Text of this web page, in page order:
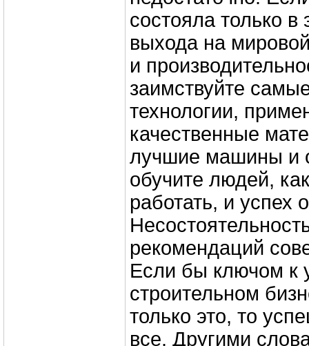
состояла только в
выхода на
и
заимствуйте
технологии,
качественные
лучшие машины и
обучите людей,
работать, и успех
рекомендаций
Если бы ключом к
строительном
только это, то
все. Другими